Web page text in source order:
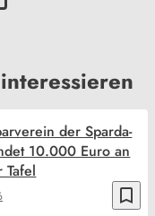
bookmark_border
der Sparda-
10.000 Euro an